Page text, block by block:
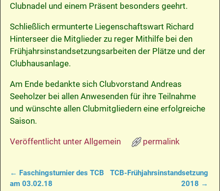
Clubnadel und einem Präsent besonders geehrt.
Schließlich ermunterte Liegenschaftswart Richard
Hinterseer die Mitglieder zu reger Mithilfe bei den
Frühjahrsinstandsetzungsarbeiten der Plätze und der
Clubhausanlage.
Am Ende bedankte sich Clubvorstand Andreas
Seeholzer bei allen Anwesenden für ihre Teilnahme
und wünschte allen Clubmitgliedern eine erfolgreiche
Saison.
Veröffentlicht unter Allgemein permalink
Artikelnavigation
← Faschingsturnier des TCB
am 03.02.18
TCB-Frühjahrsinstandsetzung
2018 →